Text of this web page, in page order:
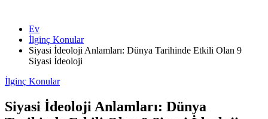
Ev
İlginç Konular
Siyasi İdeoloji Anlamları: Dünya Tarihinde Etkili Olan 9
Siyasi İdeoloji
İlginç Konular
Siyasi İdeoloji Anlamları: Dünya